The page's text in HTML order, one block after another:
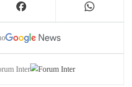
Inter